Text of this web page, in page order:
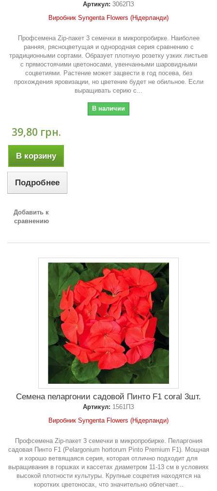
Артикул: 3062ПЗ
Виробник Syngenta Flowers (Нідерланди)
Профсемена Zip-пакет 3 семечки в микропробирке. Наиболее
ранняя, рясноцветущая и однородная серия сравнению с
традиционными сортами. Образует плотную розетку узких листьев
с прямостоячими цветоносами, увенчанными шаровидными
соцветиями. Растение может зацвести в год посева, без
прохождения яровизации, но цветение будет не обильное. Если
выращивать серию с...
В наличии
39,80 грн.
В корзину
Подробнее
Добавить к
сравнению
Семена пеларгонии садовой Пинто F1 coral 3шт.
Артикул: 1561ПЗ
Виробник Syngenta Flowers (Нідерланди)
Профсемена Zip-пакет 3 семечки в микропробирке. Пеларгония
садовая Пинто F1 (Pelargonium hortorum Pinto Premium F1). Мощная
и хорошо ветвящаяся серия, которая отлично подходит для
выращивания в горшках и кассетах диаметром 11-13 см в условиях
высокой плотности культуры. Крупные соцветия находятся на
коротких цветоносах, что значительно облегчает...